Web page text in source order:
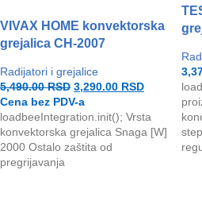
VIVAX HOME konvektorska
grejalica CH-2007
Radijatori i grejalice
5,490.00RSD 3,290.00 RSD
Cena bez PDV-a
loadbeeIntegration.init(); Vrsta
konvektorska grejalica Snaga [W]
2000 Ostalo zaštita od
pregrijavanja